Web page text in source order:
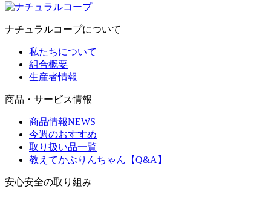
ナチュラルコープについて
私たちについて
組合概要
生産者情報
商品・サービス情報
商品情報NEWS
今週のおすすめ
取り扱い品一覧
教えてかぶりんちゃん【Q&A】
安心安全の取り組み